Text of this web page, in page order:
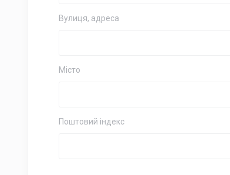
Вулиця, адреса
Місто
Поштовий індекс